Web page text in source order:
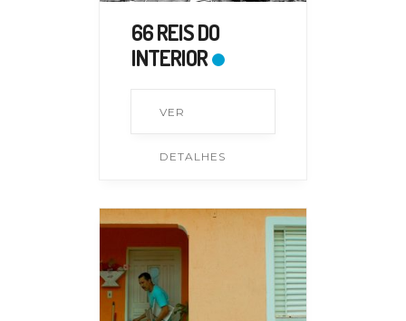
66 REIS DO
INTERIOR
VER
DETALHES